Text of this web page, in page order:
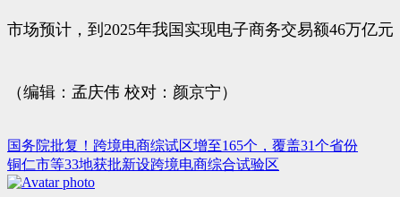
市场预计，到2025年我国实现电子商务交易额46万亿
（编辑：孟庆伟 校对：颜京宁）
文
章
国务院批复！跨境电商综试区增至165个，覆盖31个省份
铜仁市等33地获批新设跨境电商综合试验区